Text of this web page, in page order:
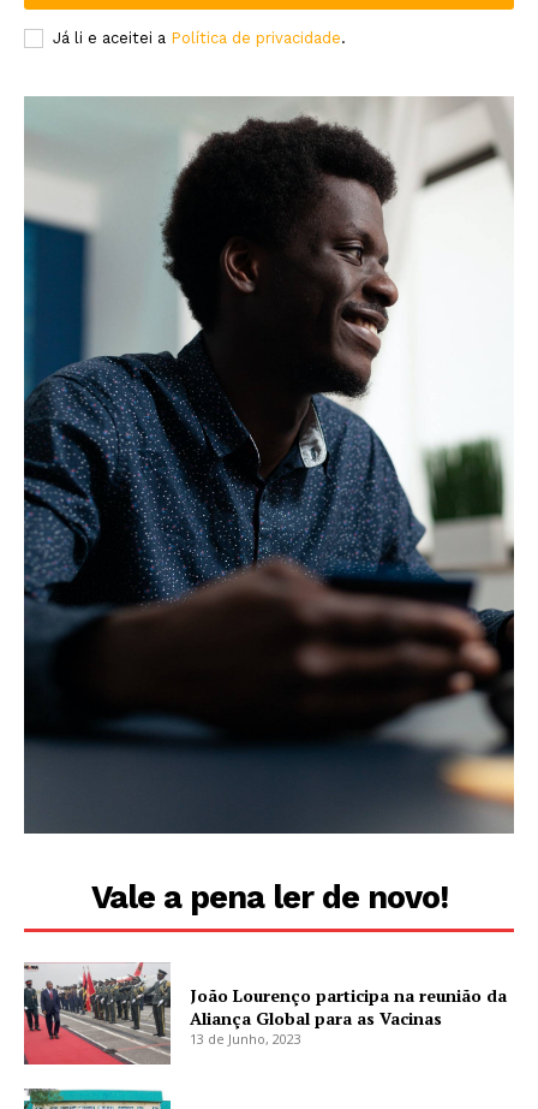
Já li e aceitei a Política de privacidade.
Vale a pena ler de novo!
João Lourenço participa na reunião da
Aliança Global para as Vacinas
13 de Junho, 2023